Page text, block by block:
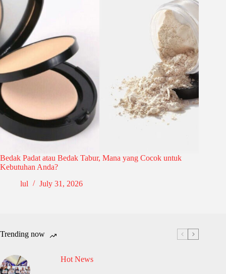
Bedak Padat atau Bedak Tabur, Mana yang Cocok untuk
Kebutuhan Anda?
lul
July 31, 2026
Trending now
Hot News